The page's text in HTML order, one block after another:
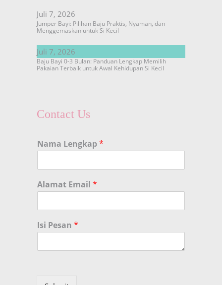
Juli 7, 2026
Jumper Bayi: Pilihan Baju Praktis, Nyaman, dan
Menggemaskan untuk Si Kecil
Juli 7, 2026
Baju Bayi 0-3 Bulan: Panduan Lengkap Memilih
Pakaian Terbaik untuk Awal Kehidupan Si Kecil
Contact Us
Nama Lengkap*
Alamat Email *
Isi Pesan *